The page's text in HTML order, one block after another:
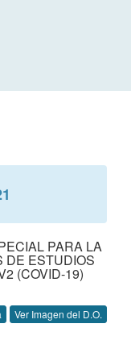
PARA LA
DE ESTUDIOS
(COVID-19)
Ver Imagen del D.O.